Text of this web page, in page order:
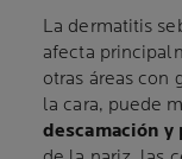
La dermatitis
afecta
otras áreas con
la cara, puede
descamación y